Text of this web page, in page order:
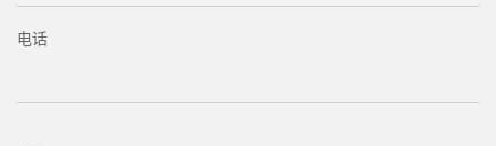
电话